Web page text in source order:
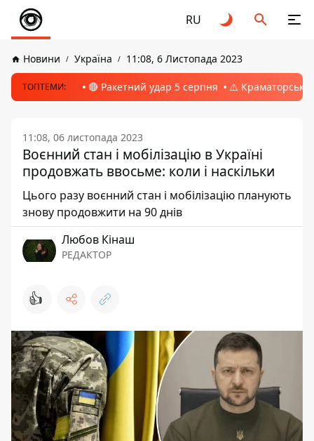
RU
Новини Україна 11:08, 6 Листопада 2023
ТОПТЕМИ: 🔴 Ракетний удар 5 серпня ⚠️ Краматорськ,
11:08, 06 листопада 2023
Воєнний стан і мобілізацію в Україні
продовжать ввосьме: коли і наскільки
Цього разу воєнний стан і мобілізацію планують
знову продовжити на 90 днів
Любов Кінаш
РЕДАКТОР
👍